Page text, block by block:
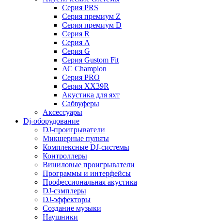
Cерия PRS
Cерия премиум Z
Cерия премиум D
Cерия R
Cерия A
Cерия G
Cерия Gustom Fit
АС Champion
Cерия PRO
Cерия XX39R
Акустика для яхт
Сабвуферы
Аксессуары
Dj-оборудование
DJ-проигрыватели
Микшерные пульты
Комплексные DJ-системы
Контроллеры
Виниловые проигрыватели
Программы и интерфейсы
Профессиональная акустика
DJ-сэмплеры
DJ-эффекторы
Создание музыки
Наушники